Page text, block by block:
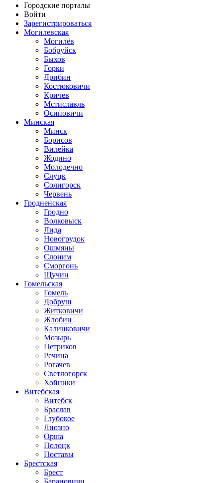
Городские порталы
Войти
Зарегистрироваться
Могилевская
Могилёв
Бобруйск
Быхов
Горки
Дрибин
Костюковичи
Кричев
Мстиславль
Осиповичи
Минская
Минск
Борисов
Вилейка
Жодино
Молодечно
Слуцк
Солигорск
Червень
Гродненская
Гродно
Волковыск
Лида
Новогрудок
Ошмяны
Слоним
Сморгонь
Щучин
Гомельская
Гомель
Добруш
Житковичи
Жлобин
Калинковичи
Мозырь
Петриков
Речица
Рогачев
Светлогорск
Хойники
Витебская
Витебск
Браслав
Глубокое
Лиозно
Орша
Полоцк
Поставы
Брестская
Брест
Барановичи